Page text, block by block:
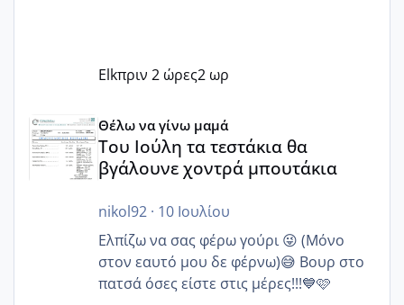
Elkπριν 2 ώρες2 ωρ
Θέλω να γίνω μαμά
Του Ιούλη τα τεστάκια θα
βγάλουνε χοντρά μπουτάκια
nikol92· 10 Ιουλίου
Ελπίζω να σας φέρω γούρι 😜 (Μόνο
στον εαυτό μου δε φέρνω)😅 Βουρ στο
πατσά όσες είστε στις μέρες!!!💙🩷